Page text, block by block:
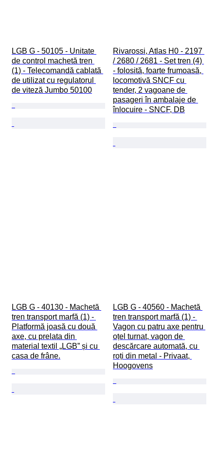
LGB G - 50105 - Unitate
de control machetă tren
(1) - Telecomandă cablată
de utilizat cu regulatorul
de viteză Jumbo 50100
Rivarossi, Atlas H0 - 2197
/ 2680 / 2681 - Set tren (4)
- folosită, foarte frumoasă,
locomotivă SNCF cu
tender, 2 vagoane de
pasageri în ambalaje de
înlocuire - SNCF, DB
LGB G - 40130 - Machetă
tren transport marfă (1) -
Platformă joasă cu două
axe, cu prelata din
material textil „LGB” și cu
casa de frâne.
LGB G - 40560 - Machetă
tren transport marfă (1) -
Vagon cu patru axe pentru
oțel turnat, vagon de
descărcare automată, cu
roți din metal - Privaat,
Hoogovens